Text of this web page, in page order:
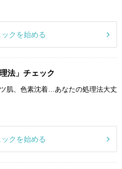
クを始める
法」チェック
肌、色素沈着…あなたの処理法大丈
クを始める